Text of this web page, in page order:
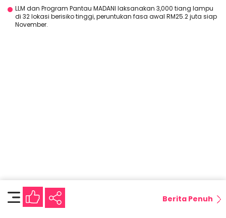
LLM dan Program Pantau MADANI laksanakan 3,000 tiang lampu
di 32 lokasi berisiko tinggi, peruntukan fasa awal RM25.2 juta siap
November.
Berita Penuh